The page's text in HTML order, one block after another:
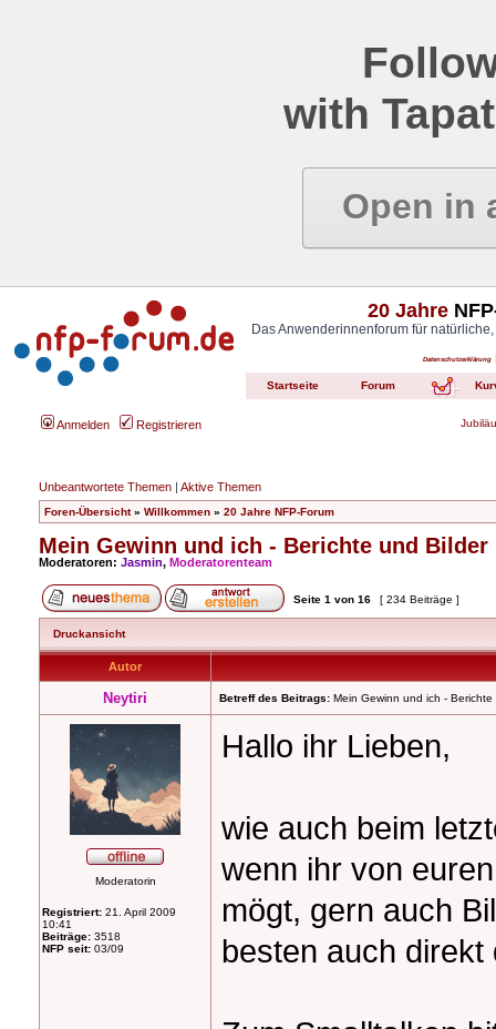
with
Open in
20 Jahre
Das Anwenderinnenforum für
Datenschutzerklärung
Startseite Forum
Anmelden Registrieren
Unbeantwortete Themen | Aktive Themen
Foren-Übersicht» Willkommen » 20 Jahre NFP-Forum
Mein Gewinn und ich - Berichte und Bilder
Moderatoren: Jasmin, Moderatorenteam
Seite 1 von 16 [ 234 Beiträge ]
Druckansicht
Autor
Neytiri Betreff des Beitrags: Mein Gewinn und ich - Berichte
Moderatorin
Registriert: 21. April 2009
10:41
Beiträge: 3518
NFP seit: 03/09
Hallo ihr Lieben,
wie auch beim
wenn ihr von
mögt, gern auch
besten auch